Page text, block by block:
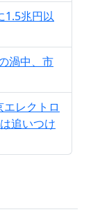
1.5兆円以
渦中、市
レクトロ
追いつけ